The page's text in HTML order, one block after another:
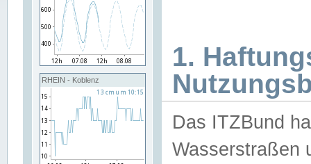
RHEIN - Koblenz
1.
Das ITZBund
Wasserstraßen